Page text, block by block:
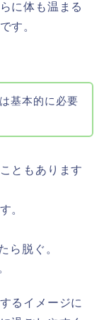
に体も温まる
す。
基本的に必要
ともあります
。
ら脱ぐ。
るイメージに